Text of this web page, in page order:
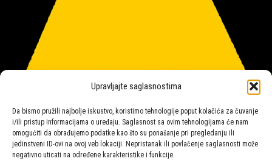
Upravljajte saglasnostima
Da bismo pružili najbolje iskustvo, koristimo tehnologije poput kolačića za čuvanje
i/ili pristup informacijama o uređaju. Saglasnost sa ovim tehnologijama će nam
omogućiti da obrađujemo podatke kao što su ponašanje pri pregledanju ili
jedinstveni ID-ovi na ovoj veb lokaciji. Nepristanak ili povlačenje saglasnosti može
negativno uticati na određene karakteristike i funkcije.